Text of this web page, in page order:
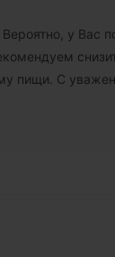
у Вас
пищи. С